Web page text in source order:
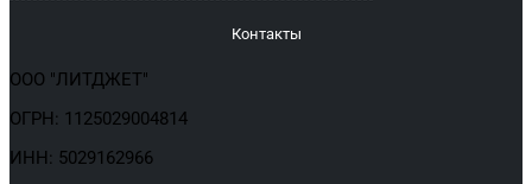
Контакты
ООО "ЛИТДЖЕТ"
ОГРН: 1125029004814
ИНН: 5029162966